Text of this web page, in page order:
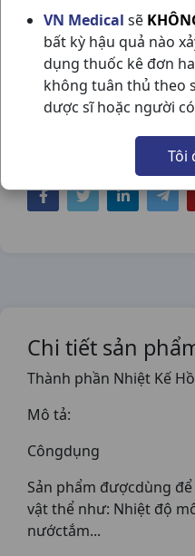
VN Medical sẽ
bất kỳ hậu quả nào
dụng thuốc kê đơn
không tuân thủ theo
dược sĩ hoặc người
Tôi
NHIỆT KẾ BẤM
FI03 H1CÁI ĐẠI
NSX:đại Việt
Nhóm hàng:
Trang
Chia sẻ qua mạng xã
Chi tiết sản
Thành phần Nhiệt Kế
Mô tả:
Côngdụng
Sản phẩm đượcdùng
vật thể như: Nhiệt độ
nướctắm...